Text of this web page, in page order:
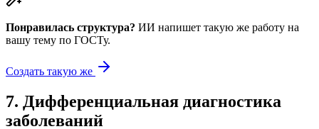
Понравилась структура? ИИ напишет такую же работу на
вашу тему по ГОСТу.
Создать такую же
7. Дифференциальная диагностика
заболеваний